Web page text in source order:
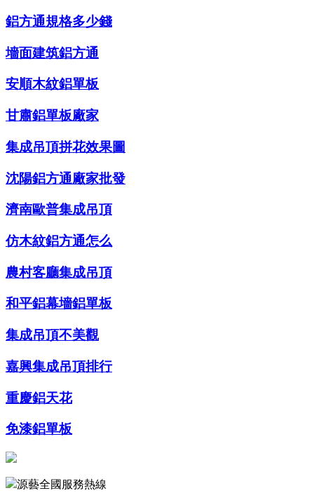
鋁方通規格多少錢
墻面建筑鋁方通
安順木紋鋁單板
甘肅鋁單板廠家
集成吊頂拼花效果圖
沈陽鋁方通廠家批發
濟南歐普集成吊頂
仿木紋鋁方通怎么
農村客廳集成吊頂
和平鋁幕墻鋁單板
集成吊頂不美觀
嘉興集成吊頂排行
重慶鋁天花
免漆鋁單板
源藝全國服務熱線